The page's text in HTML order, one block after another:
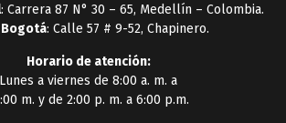
: Carrera 87 N° 30 – 65, Medellín – Colombia.
: Calle 57 # 9-52, Chapinero.
Horario de atención:
Lunes a viernes de 8:00 a. m. a
m. y de 2:00 p. m. a 6:00 p.m.